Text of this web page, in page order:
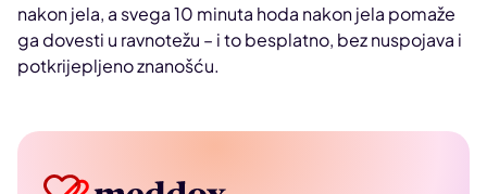
nakon jela, a svega 10 minuta hoda nakon jela pomaže
ga dovesti u ravnotežu – i to besplatno, bez nuspojava i
potkrijepljeno znanošću.